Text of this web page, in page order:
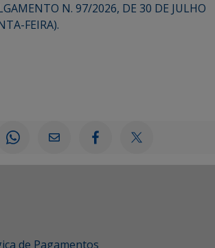
N. 97/2026, DE 30 DE JULHO
FEIRA).
de Pagamentos